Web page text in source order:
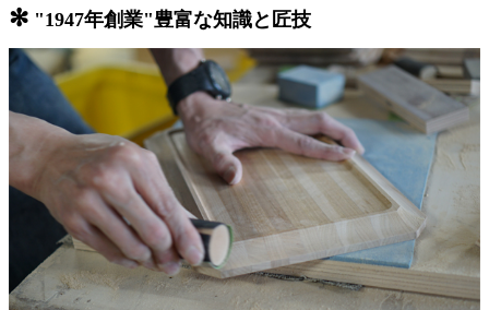
✻ "1947年創業"豊富な知識と匠技